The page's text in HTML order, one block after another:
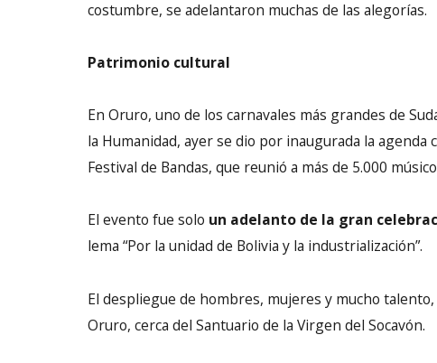
costumbre, se adelantaron muchas de las alegorías.
Patrimonio cultural
En Oruro, uno de los carnavales más grandes de
la Humanidad, ayer se dio por inaugurada la
Festival de Bandas, que reunió a más de 5.000
El evento fue solo un adelanto de la gran
lema “Por la unidad de Bolivia y la industrialización”.
El despliegue de hombres, mujeres y mucho
Oruro, cerca del Santuario de la Virgen del Socavón.